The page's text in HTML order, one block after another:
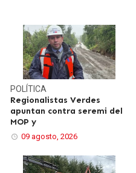
POLÍTICA
Regionalistas Verdes
apuntan contra seremi del
MOP y
09 agosto, 2026